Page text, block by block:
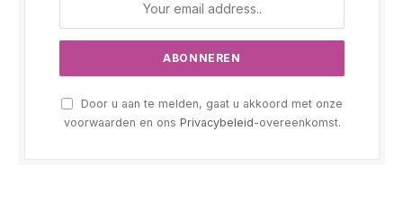
Door u aan te melden, gaat u akkoord met onze
voorwaarden en ons Privacybeleid-overeenkomst.